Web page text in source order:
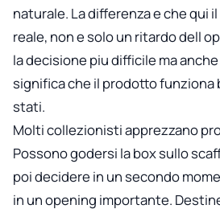
naturale. La differenza e che qui
reale, non e solo un ritardo dell
la decisione piu difficile ma
significa che il prodotto funziona
stati.
Molti collezionisti apprezzano
Possono godersi la box sullo
poi decidere in un secondo
in un opening importante.